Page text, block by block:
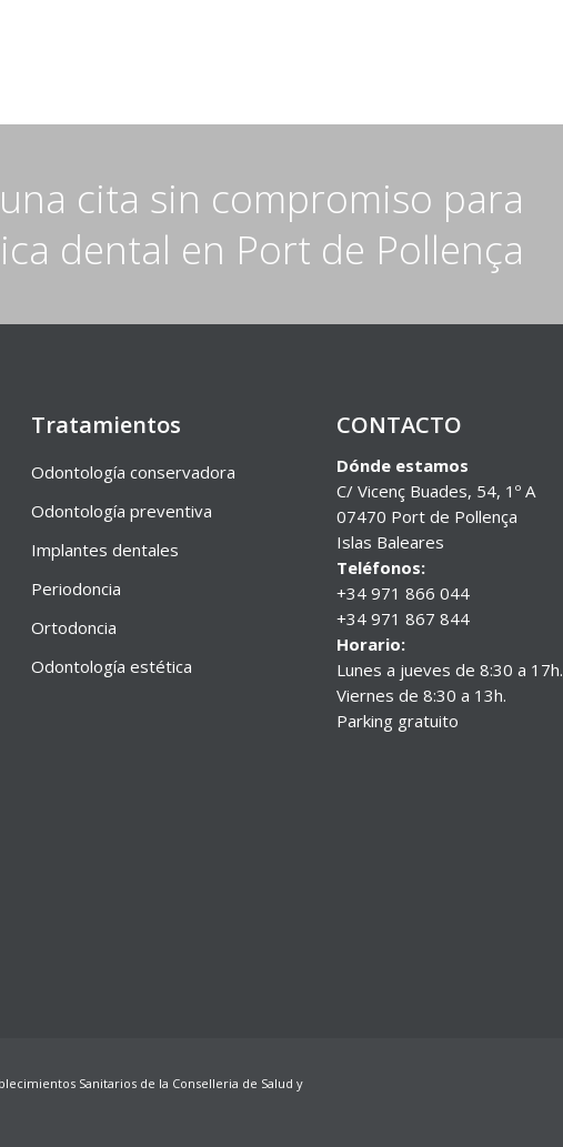
cita sin compromiso para
dental en Port de Pollença
Tratamientos
Odontología conservadora
Odontología preventiva
Implantes dentales
Periodoncia
Ortodoncia
Odontología estética
CONTACTO
Dónde estamos
C/ Vicenç Buades, 54, 1º A
07470 Port de Pollença
Islas Baleares
Teléfonos:
+34 971 866 044
+34 971 867 844
Horario:
Lunes a jueves de 8:30 a 17h.
Viernes de 8:30 a 13h.
Parking gratuito
Sanitarios de la Conselleria de Salud y